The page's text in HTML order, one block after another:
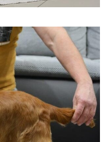
a
w